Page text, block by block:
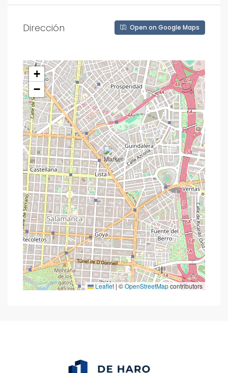
Dirección Open on Google Maps
+
−
Leaflet | ©OpenStreetMapcontributors